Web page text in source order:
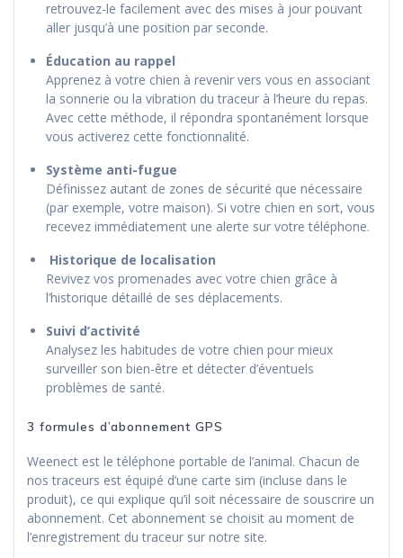
retrouvez-le facilement avec des mises à jour pouvant
aller jusqu’à une position par seconde.
Éducation au rappel
Apprenez à votre chien à revenir vers vous en associant
la sonnerie ou la vibration du traceur à l’heure du repas.
Avec cette méthode, il répondra spontanément lorsque
vous activerez cette fonctionnalité.
Système anti-fugue
Définissez autant de zones de sécurité que nécessaire
(par exemple, votre maison). Si votre chien en sort, vous
recevez immédiatement une alerte sur votre téléphone.
Historique de localisation
Revivez vos promenades avec votre chien grâce à
l’historique détaillé de ses déplacements.
Suivi d’activité
Analysez les habitudes de votre chien pour mieux
surveiller son bien-être et détecter d’éventuels
problèmes de santé.
3 formules d’abonnement GPS
Weenect est le téléphone portable de l’animal. Chacun de
nos traceurs est équipé d’une carte sim (incluse dans le
produit), ce qui explique qu’il soit nécessaire de souscrire un
abonnement. Cet abonnement se choisit au moment de
l’enregistrement du traceur sur notre site.